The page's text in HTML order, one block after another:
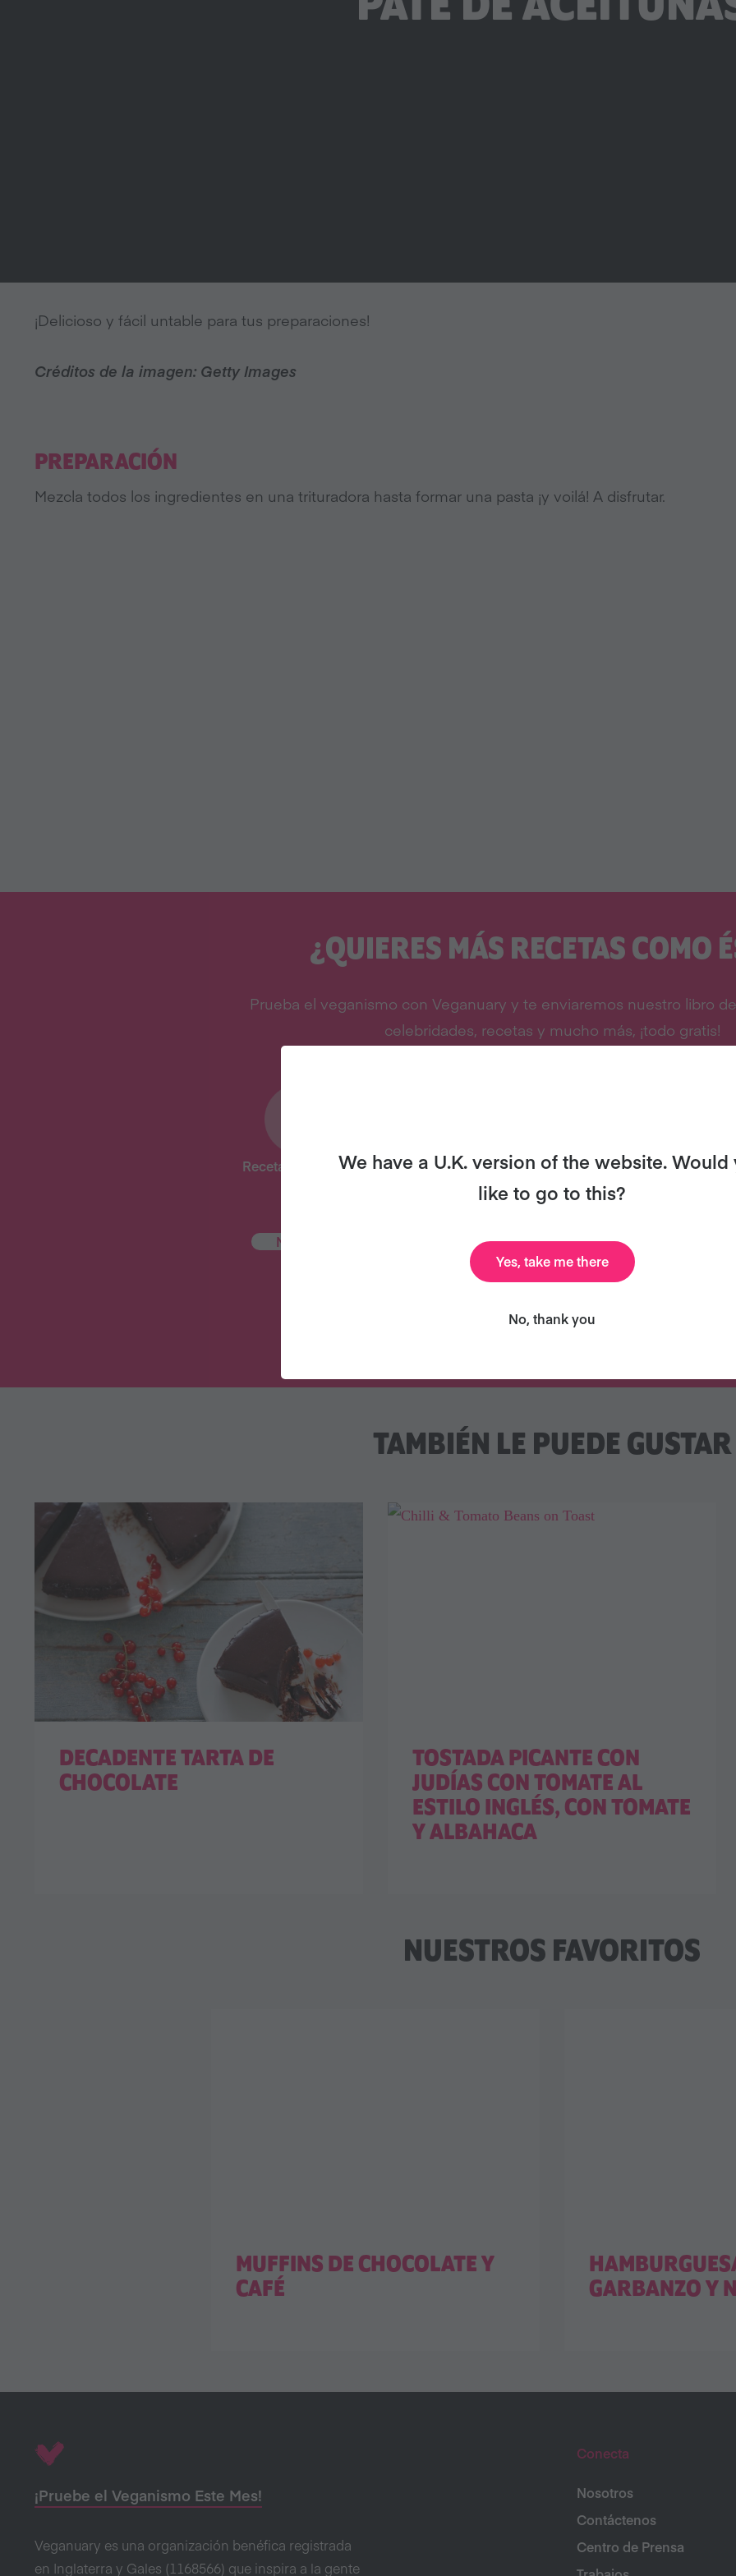
¡Delicioso y fácil untable para tus preparaciones!
Créditos de la imagen: Getty Images
PREPARACIÓN
Mezcla todos los ingredientes en una trituradora hasta formar una pasta ¡y voilá! A disfrutar.
¿QUIERES MÁS RECETAS COMO
Prueba el veganismo con Veganuary y te enviaremos nuestro libro
celebridades, recetas y mucho más, ¡todo gratis!
Recetas deliciosas
NUEVO
Libro de cocina
digital de
NUEVO
31 correos
electrónicos para
ÚNETE
TAMBIÉN LE PUEDE GUSTAR
DECADENTE TARTA DE
CHOCOLATE
TOSTADA PICANTE CON
JUDÍAS CON TOMATE AL
ESTILO INGLÉS, CON TOMATE
Y ALBAHACA
NUESTROS FAVORITOS
MUFFINS DE CHOCOLATE Y
CAFÉ
GARBANZO Y
¡Pruebe el Veganismo Este Mes!
Veganuary es una organización benéfica registrada
en Inglaterra y Gales (1168566) que inspira a la gente
Conecta
Nosotros
Contáctenos
Centro de Prensa
We have a U.K. version of the website. Would
like to go to this?
Yes, take me there
No, thank you